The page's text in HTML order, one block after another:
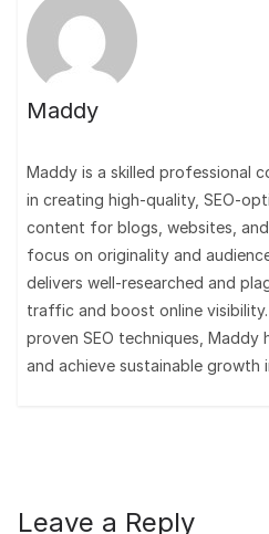
Maddy
Maddy is a skilled professional
in creating high-quality, SEO-
content for blogs, websites,
focus on originality and
delivers well-researched and
traffic and boost online
proven SEO techniques,
and achieve sustainable growth
Leave a Reply